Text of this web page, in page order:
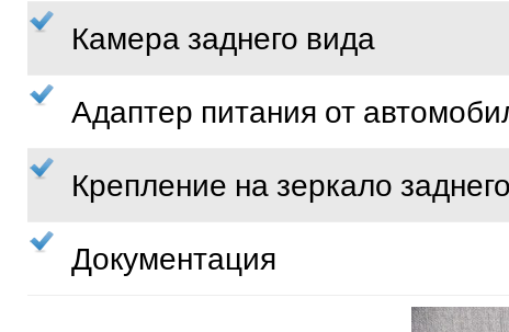
Камера заднего вида
Адаптер питания от
Крепление на зеркало
Документация